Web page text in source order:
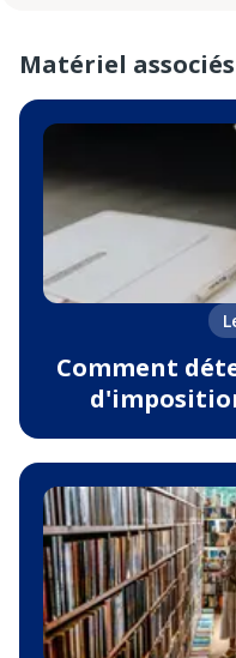
Matériel associés
Comment